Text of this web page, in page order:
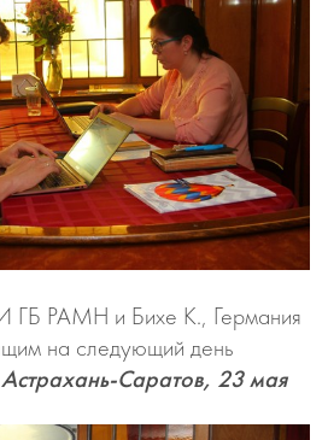
ГБ РАМН и Бихе К., Германия
на следующий день
Саратов, 23 мая